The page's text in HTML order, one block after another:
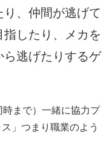
、仲間が逃げて
したり、メカを
逃げたりするゲ
まで）一緒に協力プ
」つまり職業のよう